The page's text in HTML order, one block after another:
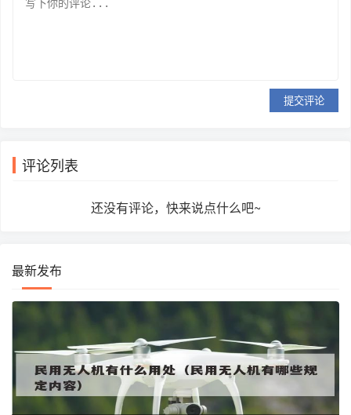
提交评论
评论列表
还没有评论，快来说点什么吧~
最新发布